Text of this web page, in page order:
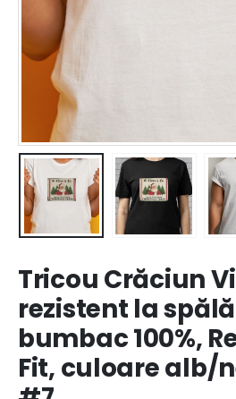
Tricou Crăciun
rezistent la
bumbac 100%,
Fit, culoare alb/